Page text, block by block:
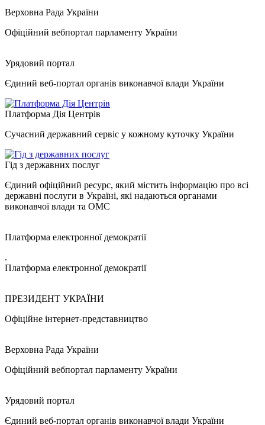
Верховна Рада України
Офіційний вебпортал парламенту України
Урядовий портал
Єдиний веб-портал органів виконавчої влади України
Платформа Дія Центрів
Сучасний державний сервіс у кожному куточку України
Гід з державних послуг
Єдиний офіційний ресурс, який містить інформацію про всі
державні послуги в Україні, які надаються органами
виконавчої влади та ОМС
Платформа електронної демократії
.
Платформа електронної демократії
ПРЕЗИДЕНТ УКРАЇНИ
Офіційне інтернет-представництво
Верховна Рада України
Офіційний вебпортал парламенту України
Урядовий портал
Єдиний веб-портал органів виконавчої влади України